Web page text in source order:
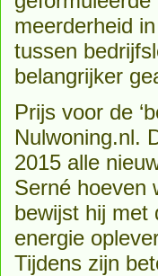
meerderheid
tussen
belangrijker
Prijs voor de
Nulwoning.nl.
2015 alle
Serné hoeven
bewijst hij met
energie
Tijdens zijn